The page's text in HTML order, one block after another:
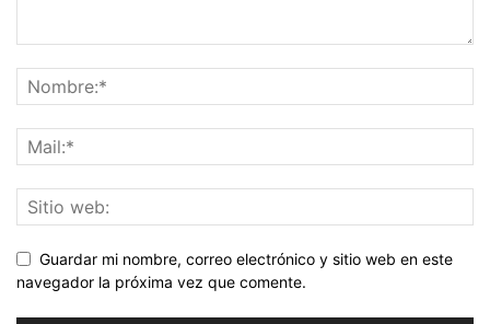
Guardar mi nombre, correo electrónico y sitio web en este
navegador la próxima vez que comente.